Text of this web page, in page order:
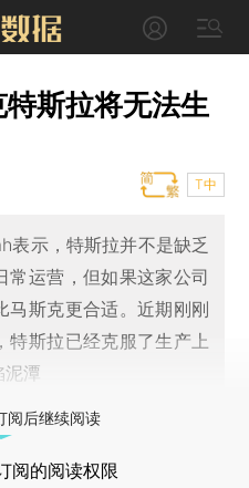
斯拉将无法生
T中
表示，特斯拉并不是缺乏
常运营，但如果这家公司
马斯克更合适。近期刚刚
特斯拉已经克服了生产上
泥潭
阅后继续阅读
阅的阅读权限